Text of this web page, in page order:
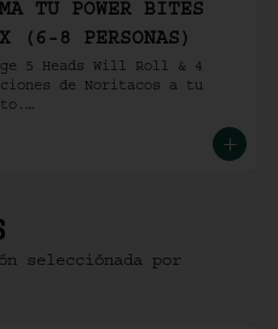
TU POWER BITES
BOX (6-8 PERSONAS)
5 Heads Will Roll & 4
de Noritacos a tu
selecciónada por